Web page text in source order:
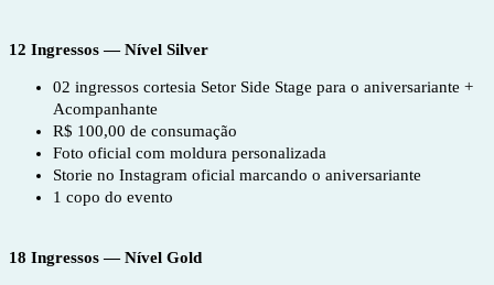
12 Ingressos — Nível Silver
02 ingressos cortesia Setor Side Stage para o aniversariante +
Acompanhante
R$ 100,00 de consumação
Foto oficial com moldura personalizada
Storie no Instagram oficial marcando o aniversariante
1 copo do evento
18 Ingressos — Nível Gold